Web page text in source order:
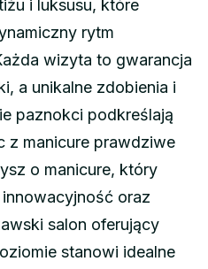
i luksusu, które
rytm
wizyta to gwarancja
a unikalne zdobienia i
paznokci podkreślają
z manicure prawdziwe
o manicure, który
oraz
salon oferujący
stanowi idealne